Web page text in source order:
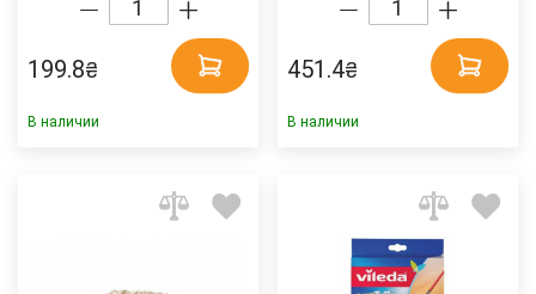
Турция
199.8₴
В наличии
микрофибра, бел. Vileda
451.4₴
В наличии